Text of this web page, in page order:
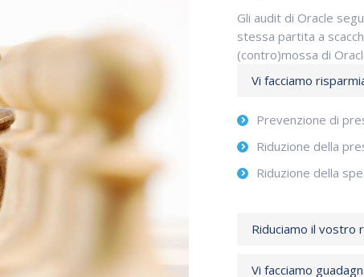
Gli audit di Oracle
stessa partita a
(contro)mossa di
Vi facciamo
Prevenzione di
Riduzione della
Riduzione della
Riduciamo il vostro
Vi facciamo